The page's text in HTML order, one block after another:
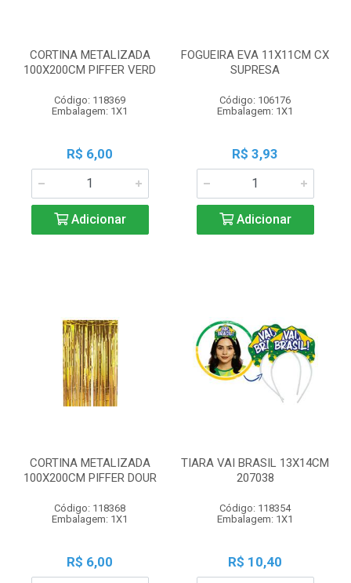
CORTINA METALIZADA
100X200CM PIFFER VERD
Código: 118369
Embalagem: 1X1
R$ 6,00
Adicionar
FOGUEIRA EVA 11X11CM CX
SUPRESA
Código: 106176
Embalagem: 1X1
R$ 3,93
Adicionar
CORTINA METALIZADA
100X200CM PIFFER DOUR
Código: 118368
Embalagem: 1X1
R$ 6,00
TIARA VAI BRASIL 13X14CM
207038
Código: 118354
Embalagem: 1X1
R$ 10,40